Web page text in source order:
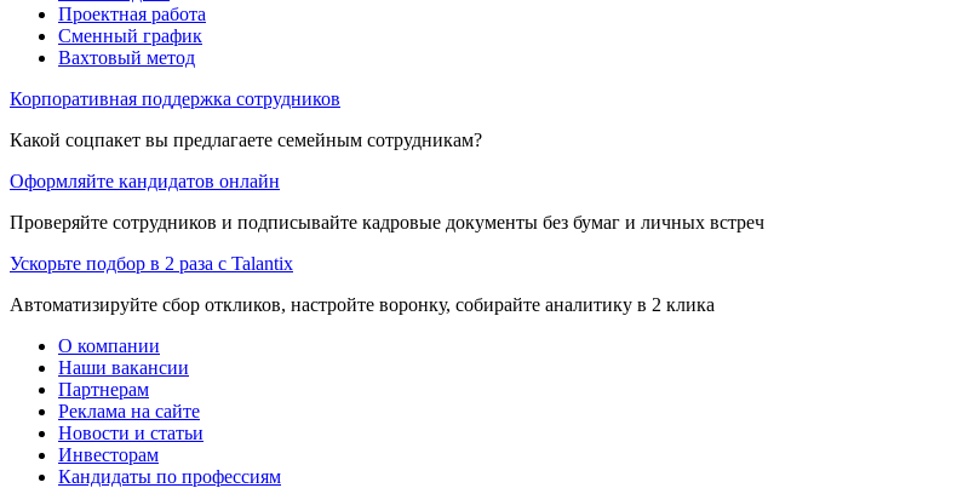
Проектная работа
Сменный график
Вахтовый метод
Корпоративная поддержка сотрудников
Какой соцпакет вы предлагаете семейным сотрудникам?
Оформляйте кандидатов онлайн
Проверяйте сотрудников и подписывайте кадровые документы без бумаг и личных встреч
Ускорьте подбор в 2 раза с Talantix
Автоматизируйте сбор откликов, настройте воронку, собирайте аналитику в 2 клика
О компании
Наши вакансии
Партнерам
Реклама на сайте
Новости и статьи
Инвесторам
Кандидаты по профессиям